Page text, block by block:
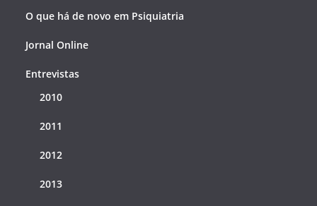
O que há de novo em Psiquiatria
Jornal Online
Entrevistas
2010
2011
2012
2013